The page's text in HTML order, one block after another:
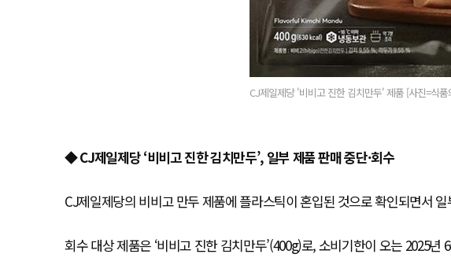
CJ제일제당 '비비고 진한 김치만두' 제품 [사진=식
◆ CJ제일제당 ‘비비고 진한 김치만두’, 일부 제품 판매 중단·회수
CJ제일제당의 비비고 만두 제품에 플라스틱이 혼입된 것으로 확인되면서
회수 대상 제품은 ‘비비고 진한 김치만두’(400g)로, 소비기한이 오는 2025년